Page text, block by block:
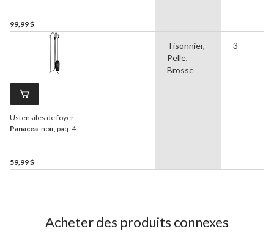
99,99 $
Ustensiles de foyer
Panacea, noir, paq. 4
59,99 $
Tisonnier,
Pelle,
Brosse
3
Acheter des produits connexes